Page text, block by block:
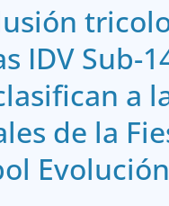
IDV Sub-
a
de la